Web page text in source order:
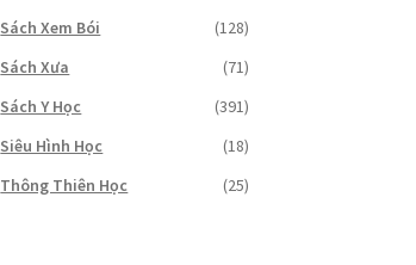
Sách Xem Bói
(128)
Sách Xưa
(71)
Sách Y Học
(391)
Siêu Hình Học
(18)
Thông Thiên Học
(25)